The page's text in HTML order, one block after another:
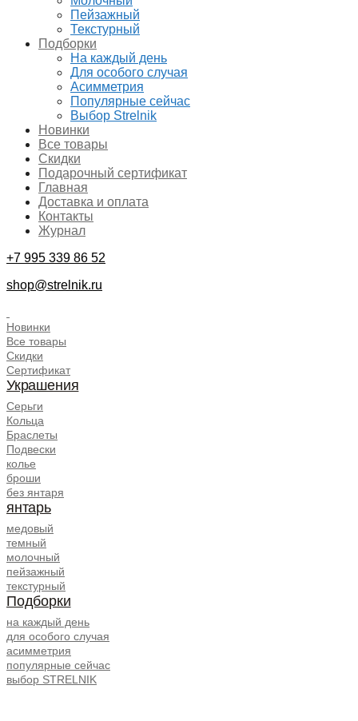
Пейзажный
Текстурный
Подборки
На каждый день
Для особого случая
Асимметрия
Популярные сейчас
Выбор Strelnik
Новинки
Все товары
Скидки
Подарочный сертификат
Главная
Доставка и оплата
Контакты
Журнал
+7 995 339 86 52
shop@strelnik.ru
Новинки
Все товары
Скидки
Сертификат
Украшения
Серьги
Кольца
Браслеты
Подвески
колье
броши
без янтаря
янтарь
медовый
темный
молочный
пейзажный
текстурный
Подборки
на каждый день
для особого случая
асимметрия
популярные сейчас
выбор STRELNIK